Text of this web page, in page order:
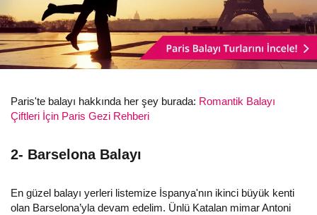
Paris'te balayı hakkında her şey burada: Romantik Balayı
Çiftleri İçin Paris Gezi Rehberi
2- Barselona Balayı
En güzel balayı yerleri listemize İspanya'nın ikinci büyük kenti
olan Barselona’yla devam edelim. Ünlü Katalan mimar Antoni